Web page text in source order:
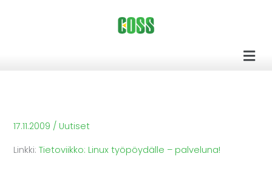
17.11.2009 / Uutiset
Linkki:Tietoviikko: Linux työpöydälle – palveluna!